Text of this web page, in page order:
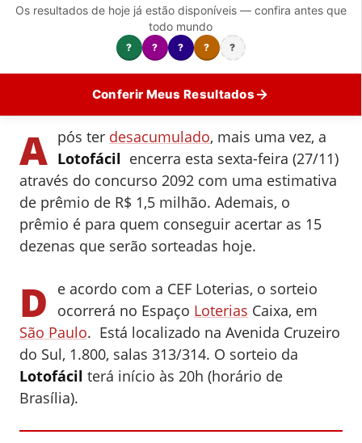
Os resultados de hoje já estão disponíveis — confira antes que
todo mundo
? ? ? ? ?
Conferir Meus Resultados
A pós ter desacumulado, mais uma vez, a
Lotofácil encerra esta sexta-feira (27/11)
através do concurso 2092 com uma estimativa
de prêmio de R$ 1,5 milhão. Ademais, o
prêmio é para quem conseguir acertar as 15
dezenas que serão sorteadas hoje.
D
e acordo com a CEF Loterias, o sorteio
ocorrerá no Espaço Loterias Caixa, em
São Paulo. Está localizado na Avenida Cruzeiro
do Sul, 1.800, salas 313/314. O sorteio da
Lotofácil terá início às 20h (horário de
Brasília).